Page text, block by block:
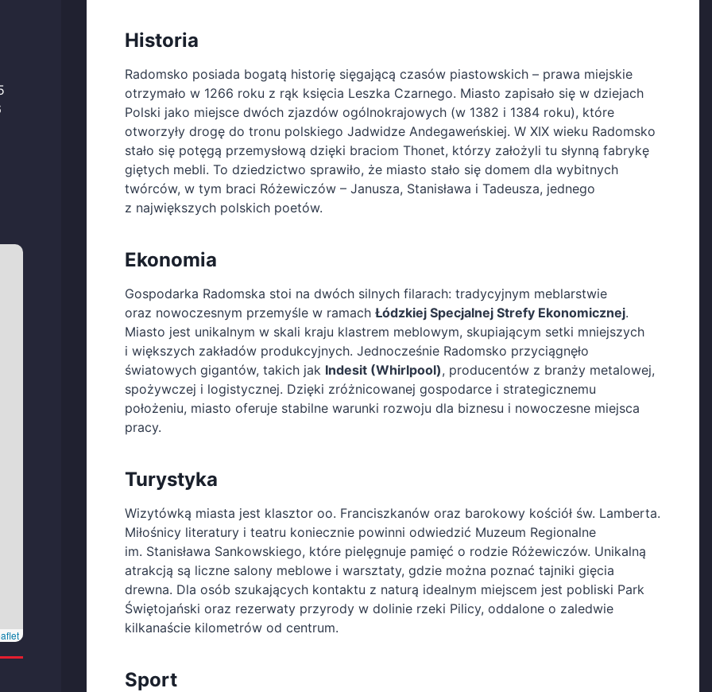
Historia
Radomsko posiada bogatą historię sięgającą czasów piastowskich – prawa miejskie
otrzymało w 1266 roku z rąk księcia Leszka Czarnego. Miasto zapisało się w dziejach
Polski jako miejsce dwóch zjazdów ogólnokrajowych (w 1382 i 1384 roku), które
otworzyły drogę do tronu polskiego Jadwidze Andegaweńskiej. W XIX wieku Radomsko
stało się potęgą przemysłową dzięki braciom Thonet, którzy założyli tu słynną fabrykę
giętych mebli. To dziedzictwo sprawiło, że miasto stało się domem dla wybitnych
twórców, w tym braci Różewiczów – Janusza, Stanisława i Tadeusza, jednego
z największych polskich poetów.
Ekonomia
Gospodarka Radomska stoi na dwóch silnych filarach: tradycyjnym meblarstwie
oraz nowoczesnym przemyśle w ramach Łódzkiej Specjalnej Strefy Ekonomicznej.
Miasto jest unikalnym w skali kraju klastrem meblowym, skupiającym setki mniejszych
i większych zakładów produkcyjnych. Jednocześnie Radomsko przyciągnęło
światowych gigantów, takich jak Indesit (Whirlpool), producentów z branży metalowej,
spożywczej i logistycznej. Dzięki zróżnicowanej gospodarce i strategicznemu
położeniu, miasto oferuje stabilne warunki rozwoju dla biznesu i nowoczesne miejsca
pracy.
Turystyka
Wizytówką miasta jest klasztor oo. Franciszkanów oraz barokowy kościół św. Lamberta.
Miłośnicy literatury i teatru koniecznie powinni odwiedzić Muzeum Regionalne
im. Stanisława Sankowskiego, które pielęgnuje pamięć o rodzie Różewiczów. Unikalną
atrakcją są liczne salony meblowe i warsztaty, gdzie można poznać tajniki gięcia
drewna. Dla osób szukających kontaktu z naturą idealnym miejscem jest pobliski Park
Świętojański oraz rezerwaty przyrody w dolinie rzeki Pilicy, oddalone o zaledwie
kilkanaście kilometrów od centrum.
Sport